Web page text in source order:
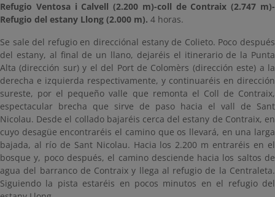
Refugio Ventosa i Calvell (2.200 m)-coll de Contraix (2.747 m)-
Refugio del estany Llong (2.000 m). 4 horas.
Se sale del refugio en direcciónal estany de Colieto. Poco después
del estany, al final de un llano, dejaréis el itinerario de la Punta
Alta (dirección sur) y el del Port de Colomèrs (dirección este) a la
derecha e izquierda respectivamente, y continuaréis en dirección
sureste, por el pequeño valle que remonta el Coll de Contraix,
espectacular brecha que sirve de paso hacia el vall de Sant
Nicolau. Desde el collado bajaréis cerca del estany de Contraix, en
cuyo desagüe encontraréis el camino que os llevará, en una larga
bajada, al río de Sant Nicolau. Hacia los 2.200 m entraréis en el
bosque y, poco después, el camino desciende hacia los saltos de
agua del barranco de Contraix y llega al refugio de la Centraleta.
Siguiendo la pista estaréis en pocos minutos en el refugio del